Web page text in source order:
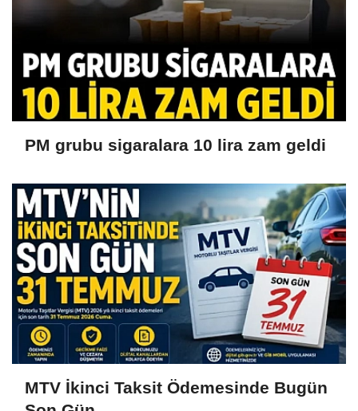
PM grubu sigaralara 10 lira zam geldi
MTV İkinci Taksit Ödemesinde Bugün